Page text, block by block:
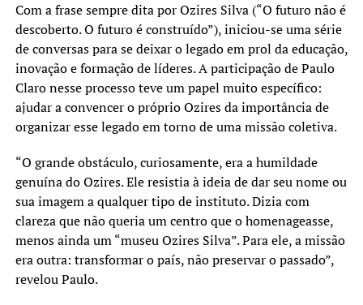
Com a frase sempre dita por Ozires Silva (“O futuro não é
descoberto. O futuro é construído”), iniciou-se uma série
de conversas para se deixar o legado em prol da educação,
inovação e formação de líderes. A participação de Paulo
Claro nesse processo teve um papel muito específico:
ajudar a convencer o próprio Ozires da importância de
organizar esse legado em torno de uma missão coletiva.
“O grande obstáculo, curiosamente, era a humildade
genuína do Ozires. Ele resistia à ideia de dar seu nome ou
sua imagem a qualquer tipo de instituto. Dizia com
clareza que não queria um centro que o homenageasse,
menos ainda um “museu Ozires Silva”. Para ele, a missão
era outra: transformar o país, não preservar o passado”,
revelou Paulo.